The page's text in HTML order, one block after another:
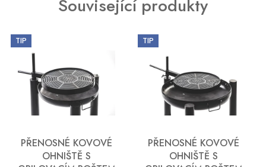
Související produkty
TIP
PŘENOSNÉ KOVOVÉ
OHNIŠTĚ S
TIP
PŘENOSNÉ KOVOVÉ
OHNIŠTĚ S